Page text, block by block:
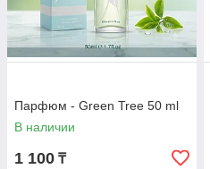
Парфюм - Green Tree 50 ml
В наличии
1 100 ₸